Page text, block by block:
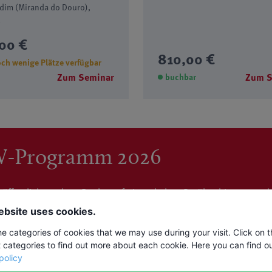
€
Zum Seminar
1075,00 €
buchbar Zum
Programm 2026
und zur Buchung freigeschaltet. Darüber hinaus
erweitern. Es lohnt sich daher, regelmäßig auf unserer
Oktober 2026 sukzessive auf unserer Webseite
uses cookies.
categories of cookies that we may use during your visit. Click on
to find out more about each cookie. Here you can find